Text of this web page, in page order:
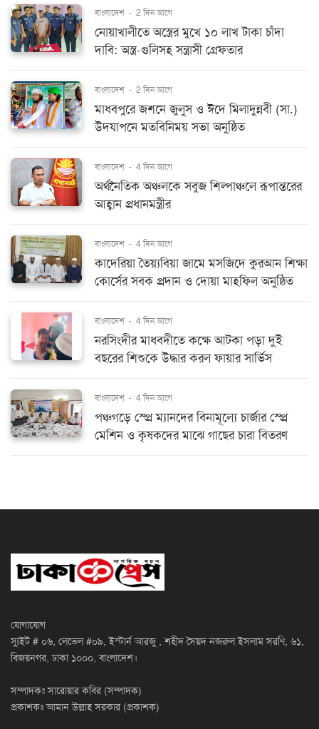
বাংলাদেশ - 2 দিন আগে
নোয়াখালীতে অস্ত্রের মুখে ১০ লাখ টাকা চাঁদা
দাবি: অস্ত্র-গুলিসহ সন্ত্রাসী গ্রেফতার
বাংলাদেশ - 2 দিন আগে
মাধবপুরে জশনে জুলুস ও ঈদে মিলাদুন্নবী (সা.)
উদযাপনে মতবিনিময় সভা অনুষ্ঠিত
বাংলাদেশ - 4 দিন আগে
অর্থনৈতিক অঞ্চলকে সবুজ শিল্পাঞ্চলে রূপান্তরের
আহ্বান প্রধানমন্ত্রীর
বাংলাদেশ - 4 দিন আগে
কাদেরিয়া তৈয়্যবিয়া জামে মসজিদে কুরআন শিক্ষা
কোর্সের সবক প্রদান ও দোয়া মাহফিল অনুষ্ঠিত
বাংলাদেশ - 4 দিন আগে
নরসিংদীর মাধবদীতে কক্ষে আটকা পড়া দুই
বছরের শিশুকে উদ্ধার করল ফায়ার সার্ভিস
বাংলাদেশ - 4 দিন আগে
পঞ্চগড়ে স্প্রে ম্যানদের বিনামূল্যে চার্জার স্প্রে
মেশিন ও কৃষকদের মাঝে গাছের চারা বিতরণ
যোগাযোগ
স্যুইট # ০৬, লেভেল #০৯, ইস্টার্ন আরজু , শহীদ সৈয়দ নজরুল ইসলাম সরণি, ৬১,
বিজয়নগর, ঢাকা ১০০০, বাংলাদেশ।
সম্পাদকঃ সারোয়ার কবির (সম্পাদক)
প্রকাশকঃ আমান উল্লাহ সরকার (প্রকাশক)